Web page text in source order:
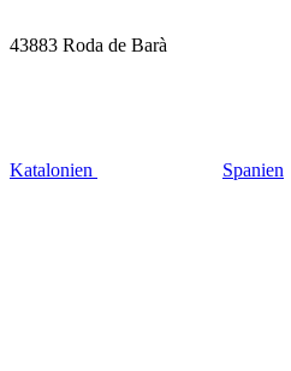
43883 Roda de Barà
Katalonien Spanien